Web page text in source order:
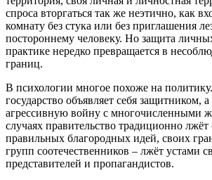
спроса вторгаться так же неэтично, как
комнату без стука или без приглашения
постороннему человеку. Но защита
практике нередко превращается в
границ.
В психологии многое похоже на
государство объявляет себя защитником, а
агрессивную войну с многочисленными
случаях правительство традиционно лжёт
правильных благородных идей, своих
групп соотечественников – лжёт устами
представителей и пропагандистов.